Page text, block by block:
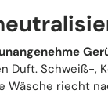
Duft. Schweiß-,
Wäsche riecht